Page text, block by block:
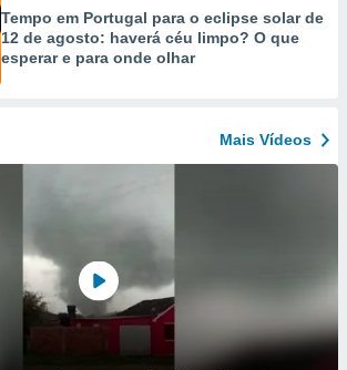
Tempo em Portugal para o eclipse solar de
12 de agosto: haverá céu limpo? O que
esperar e para onde olhar
Mais Vídeos